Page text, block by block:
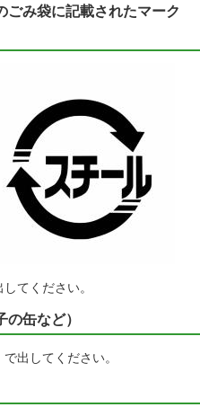
ごみ袋に記載されたマーク
てください。
の缶など）
出してください。